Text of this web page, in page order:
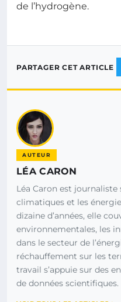
de l’hydrogène.
PARTAGER CET ARTICLE
AUTEUR
LÉA CARON
Léa Caron est journaliste
climatiques et les
dizaine d’années, elle
environnementales, les
dans le secteur de
réchauffement sur les
travail s’appuie sur des
de données scientifiques.